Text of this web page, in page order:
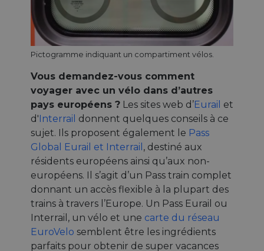
Pictogramme indiquant un compartiment vélos.
Vous demandez-vous comment
voyager avec un vélo dans d’autres
pays européens ? Les sites web d’Eurail et
d'Interrail donnent quelques conseils à ce
sujet. Ils proposent également le Pass
Global Eurail et Interrail , destiné aux
résidents européens ainsi qu’aux non-
européens. Il s’agit d’un Pass train complet
donnant un accès flexible à la plupart des
trains à travers l’Europe. Un Pass Eurail ou
Interrail, un vélo et une carte du réseau
EuroVelo semblent être les ingrédients
parfaits pour obtenir de super vacances